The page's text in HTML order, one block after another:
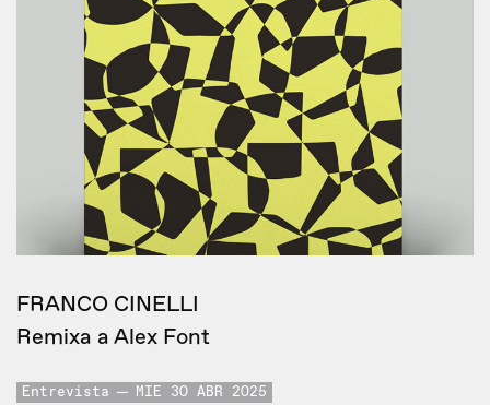
FRANCO CINELLI
Remixa a Alex Font
Entrevista MIE 30 ABR 2025